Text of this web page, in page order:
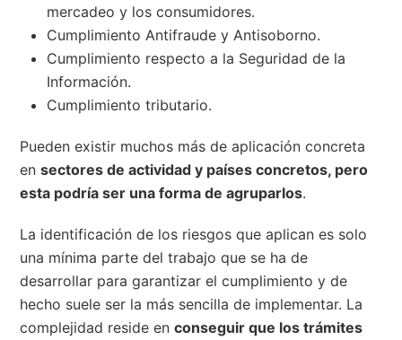
mercadeo y los consumidores.
Cumplimiento Antifraude y Antisoborno.
Cumplimiento respecto a la Seguridad de la
Información.
Cumplimiento tributario.
Pueden existir muchos más de aplicación concreta
ensectores de actividad y países concretos, pero
esta podría ser una forma de agruparlos.
La identificación de los riesgos que aplican es solo
una mínima parte del trabajo que se ha de
desarrollar para garantizar el cumplimiento y de
hecho suele ser la más sencilla de implementar. La
complejidad reside enconseguir que los trámites